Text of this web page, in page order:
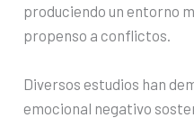
produciendo un entorno
propenso a conflictos.
Diversos estudios han
emocional negativo